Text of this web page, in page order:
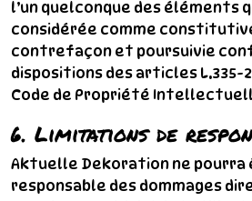
l’un quelconque des éléments
considérée comme
contrefaçon et poursuivie
dispositions des articles L.335-
Code de Propriété
6. Limitations de
Aktuelle Dekoration ne
responsable des dommages